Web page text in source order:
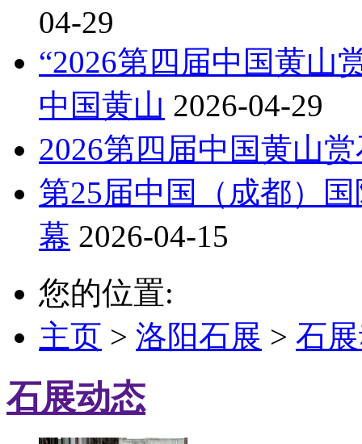
04-29
“2026第四届中国黄山
中国黄山 2026-04-29
2026第四届中国黄山
第25届中国（成都）
幕 2026-04-15
您的位置:
主页 > 洛阳石展 > 石
石展动态